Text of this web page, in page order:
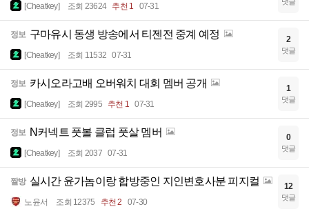
[Cheatkey] 조회 23624 추천 1 07-31
정보 구마유시 동생 방송에서 티젠전 중계 예정
[Cheatkey] 조회 11532 07-31
2
댓글
정보 카시오라고배 오버워치 대회 멤버 공개
[Cheatkey] 조회 2995 추천 1 07-31
1
댓글
정보 N커넥트 풋볼 클럽 풋살 멤버
[Cheatkey] 조회 2037 07-31
0
댓글
짤방 실시간 윤가놈이랑 합방중인 지인변호사분 피지컬
노윤서 조회 12375 추천 2 07-30
12
댓글